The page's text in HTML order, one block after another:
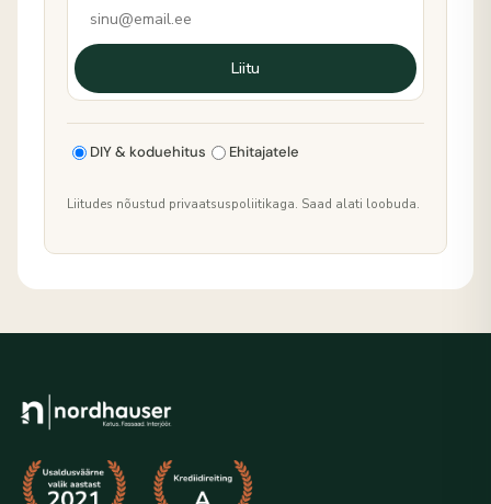
Liitu
DIY & koduehitus Ehitajatele
Liitudes nõustud privaatsuspoliitikaga. Saad alati loobuda.